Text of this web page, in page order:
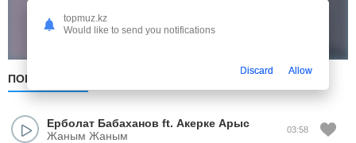
Слушать
ПОПУЛЯРНЫЕ
Ерболат Бабаханов ft. Акерке Арыс
Жаным Жаным
03:58
topmuz.kz
Would like to send you notifications
Discard Allow